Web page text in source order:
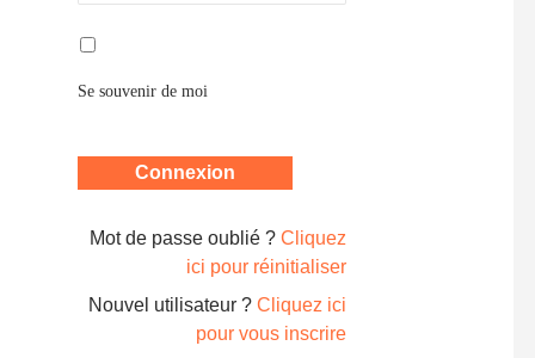
Se souvenir de moi
Mot de passe oublié ? Cliquez
ici pour réinitialiser
Nouvel utilisateur ? Cliquez ici
pour vous inscrire